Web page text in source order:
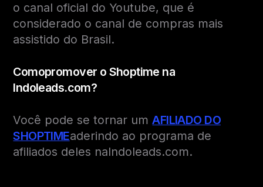
o canal oficial do Youtube, que é
considerado o canal de compras mais
assistido do Brasil.
Comopromover o Shoptime na
Indoleads.com?
Você pode se tornar umAFILIADO DO
SHOPTIMEaderindo ao programa de
afiliados deles naIndoleads.com.